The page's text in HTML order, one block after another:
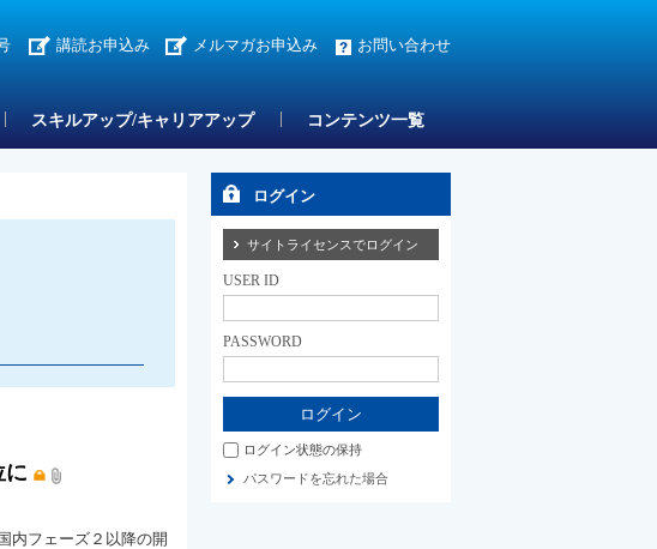
講読お申込み メルマガお申込み お問い合わせ
スキルアップ/キャリアアップ コンテンツ一覧
内フェーズ２以降の開
ログイン
サイトライセンスでログイン
USER ID
PASSWORD
ログイン状態の保持
パスワードを忘れた場合